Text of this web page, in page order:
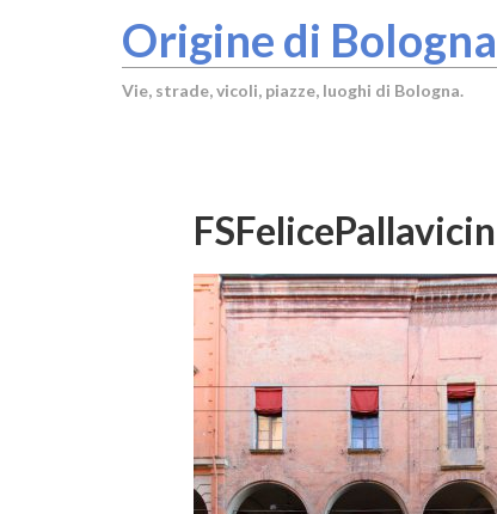
Origine di Bologna
Vie, strade, vicoli, piazze, luoghi di Bologna.